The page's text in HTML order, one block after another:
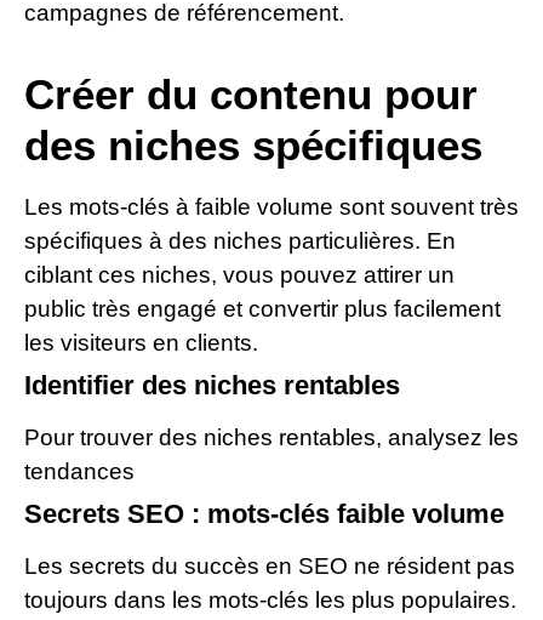
campagnes de référencement.
Créer du contenu pour
des niches spécifiques
Les mots-clés à faible volume sont souvent très
spécifiques à des niches particulières. En
ciblant ces niches, vous pouvez attirer un
public très engagé et convertir plus facilement
les visiteurs en clients.
Identifier des niches rentables
Pour trouver des niches rentables, analysez les
tendances
Secrets SEO : mots-clés faible volume
Les secrets du succès en SEO ne résident pas
toujours dans les mots-clés les plus populaires.